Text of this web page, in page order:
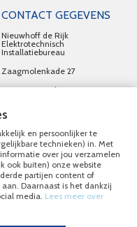
CONTACT GEGEVENS
Nieuwhoff de Rijk
Elektrotechnisch
Installatiebureau
Zaagmolenkade 27
3515 AC Utrecht
DIRECT CONTACT
OPNEMEN
030-2716496
MAIL ONS
2020 - 2026
en persoonlijker te
technieken) in. Met
over jou verzamelen
ook buiten) onze website
partijen content of
Daarnaast is het dankzij
media. Lees meer over